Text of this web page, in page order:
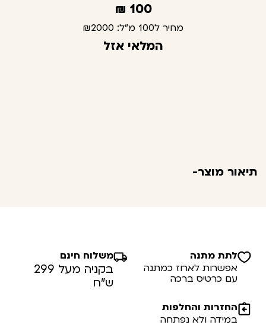
100
₪
מחיר ל100 מ"ל: ₪2000
המלאי אזל
תיאור מוצר-
לתת מתנה
אפשרות לארוז כמתנה
עם כרטיס ברכה
משלוח חינם
בקניה מעל 299
ש”ח
החזרות והחלפות
במידה ולא נפתחה